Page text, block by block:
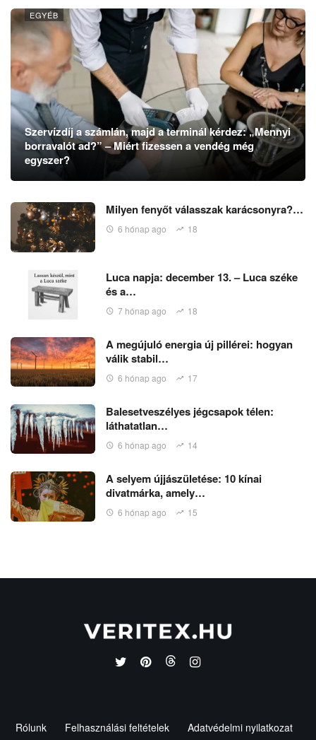
EGYÉB
Szervízdíj a számlán, majd a terminál kérdez: „Mennyi
borravalót ad?” – Miért fizessen a vendég még
egyszer?
Milyen fenyőt válasszak karácsonyra?…
6 hónap ago 18
Luca napja: december 13. – Luca széke
és a…
7 hónap ago 18
A megújuló energia új pillérei: hogyan
válik stabil…
6 hónap ago 17
Balesetveszélyes jégcsapok télen:
láthatatlan…
6 hónap ago 14
A selyem újjászületése: 10 kínai
divatmárka, amely…
6 hónap ago 15
Rólunk Felhasználási feltételek Adatvédelmi nyilatkozat